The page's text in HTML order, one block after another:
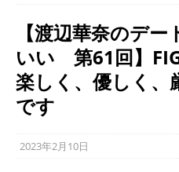
【渡辺華奈のデ
いい 第61回】
楽しく、優しく、
です
2023年2月10日